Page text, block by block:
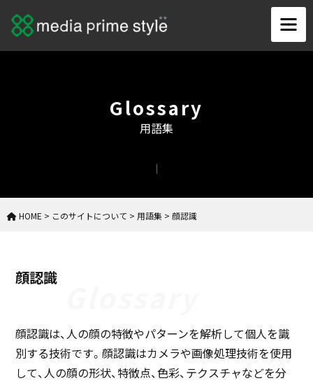
Glossary
用語集
HOME > このサイトについて > 用語集 > 顔認識
顔認識
顔認識は、人の顔の特徴やパターンを解析して個人を識
別する技術です。顔認識はカメラや画像処理技術を使用
して、人の顔の形状、特徴点、色彩、テクスチャなどを分